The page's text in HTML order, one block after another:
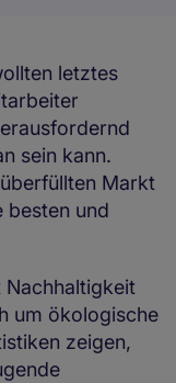
letztes
sein kann.
Markt
besten und
Nachhaltigkeit
um ökologische
zeigen,